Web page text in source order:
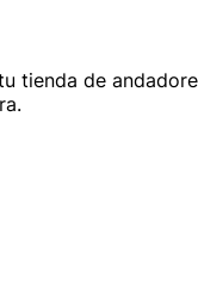
tienda de